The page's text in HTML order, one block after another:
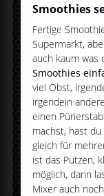
Smoothies
Fertige
Supermarkt,
auch kaum was
Smoothies
viel Obst,
irgendein
einen
machst, hast
gleich für
ist das Putzen,
möglich, dann
Mixer auch